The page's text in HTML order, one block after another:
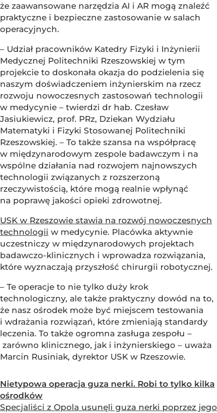
że zaawansowane narzędzia AI i AR mogą znaleźć
praktyczne i bezpieczne zastosowanie w salach
operacyjnych.
– Udział pracowników Katedry Fizyki i Inżynierii
Medycznej Politechniki Rzeszowskiej w tym
projekcie to doskonała okazja do podzielenia się
naszym doświadczeniem inżynierskim na rzecz
rozwoju nowoczesnych zastosowań technologii
w medycynie – twierdzi dr hab. Czesław
Jasiukiewicz, prof. PRz, Dziekan Wydziału
Matematyki i Fizyki Stosowanej Politechniki
Rzeszowskiej. – To także szansa na współpracę
w międzynarodowym zespole badawczym i na
wspólne działania nad rozwojem najnowszych
technologii związanych z rozszerzoną
rzeczywistością, które mogą realnie wpłynąć
na poprawę jakości opieki zdrowotnej.
USK w Rzeszowie stawia na rozwój nowoczesnych
technologii w medycynie. Placówka aktywnie
uczestniczy w międzynarodowych projektach
badawczo-klinicznych i wprowadza rozwiązania,
które wyznaczają przyszłość chirurgii robotycznej.
– Te operacje to nie tylko duży krok
technologiczny, ale także praktyczny dowód na to,
że nasz ośrodek może być miejscem testowania
i wdrażania rozwiązań, które zmieniają standardy
leczenia. To także ogromna zasługa zespołu –
zarówno klinicznego, jak i inżynierskiego – uważa
Marcin Rusiniak, dyrektor USK w Rzeszowie.
Nietypowa operacja guza nerki. Robi to tylko kilka
ośrodków
Specjaliści z Opola usunęli guza nerki poprzez jego